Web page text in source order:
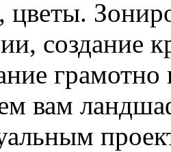
цветы.
создание
вам